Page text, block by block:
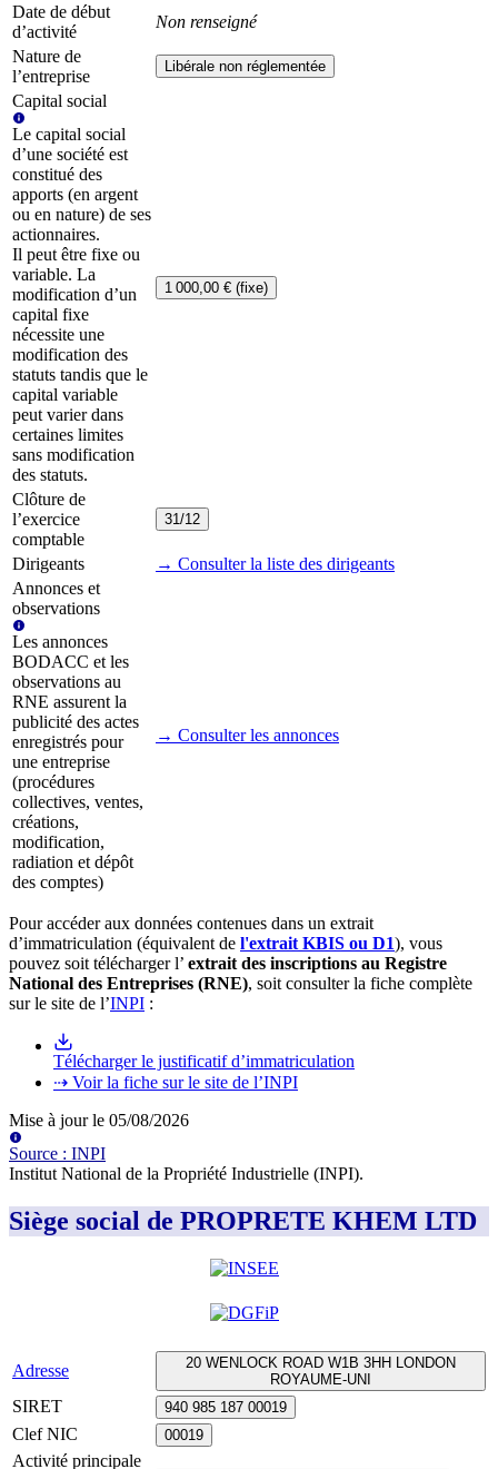
Date de début
d’activité
Non renseigné
Nature de
l’entreprise
Libérale non réglementée
Capital social
Le capital social
d’une société est
constitué des
apports (en argent
ou en nature) de ses
actionnaires.
Il peut être fixe ou
variable. La
modification d’un
capital fixe
nécessite une
modification des
statuts tandis que le
capital variable
peut varier dans
certaines limites
sans modification
des statuts.
1 000,00 € (fixe)
Clôture de
l’exercice
comptable
31/12
Dirigeants
→ Consulter la liste des dirigeants
Annonces et
observations
Les annonces
BODACC et les
observations au
RNE assurent la
publicité des actes
enregistrés pour
une entreprise
(procédures
collectives, ventes,
créations,
modification,
radiation et dépôt
des comptes)
→ Consulter les annonces
Pour accéder aux données contenues dans un extrait
d’immatriculation (équivalent de l'extrait KBIS ou D1), vous
pouvez soit télécharger l’ extrait des inscriptions au Registre
National des Entreprises (RNE), soit consulter la fiche complète
sur le site de l’INPI :
Télécharger le justificatif d’immatriculation
⇢ Voir la fiche sur le site de l’INPI
Mise à jour le 05/08/2026
Source : INPI
Institut National de la Propriété Industrielle (INPI).
Siège social de PROPRETE KHEM LTD
Adresse
20 WENLOCK ROAD W1B 3HH LONDON
ROYAUME-UNI
SIRET 940 985 187 00019
Clef NIC 00019
Activité principale